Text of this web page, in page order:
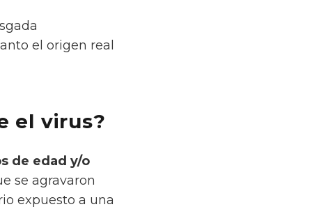
el origen real
el virus?
de edad y/o
se agravaron
expuesto a una